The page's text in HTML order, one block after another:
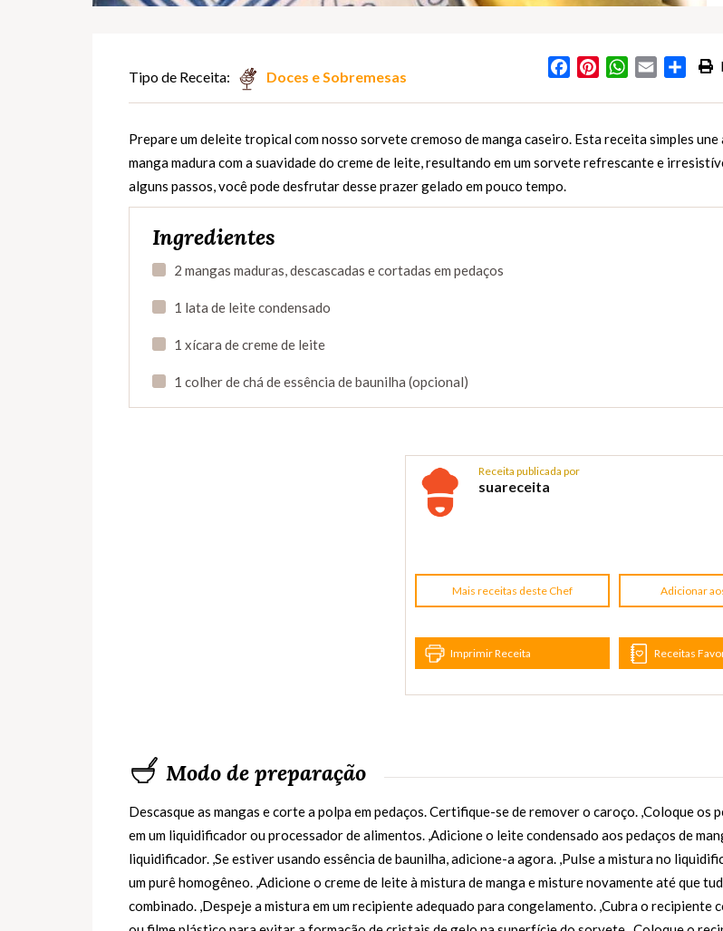
FacebookPinterestWhatsApp
Email
Tipo de Receita: Doces e Sobremesas
Prepare um deleite tropical com nosso sorvete cremoso de manga caseiro. Esta receita simples une
manga madura com a suavidade do creme de leite, resultando em um sorvete refrescante e
alguns passos, você pode desfrutar desse prazer gelado em pouco tempo.
Ingredientes
2 mangas maduras, descascadas e cortadas em pedaços
1 lata de leite condensado
1 xícara de creme de leite
1 colher de chá de essência de baunilha (opcional)
Receita publicada por
suareceita
Mais receitas deste Chef Adicionar
Imprimir Receita Receitas
Modo de preparação
Descasque as mangas e corte a polpa em pedaços. Certifique-se de remover o caroço. ,Coloque os
em um liquidificador ou processador de alimentos. ,Adicione o leite condensado aos pedaços de
liquidificador. ,Se estiver usando essência de baunilha, adicione-a agora. ,Pulse a mistura no
um purê homogêneo. ,Adicione o creme de leite à mistura de manga e misture novamente até que
combinado. ,Despeje a mistura em um recipiente adequado para congelamento. ,Cubra o recipiente